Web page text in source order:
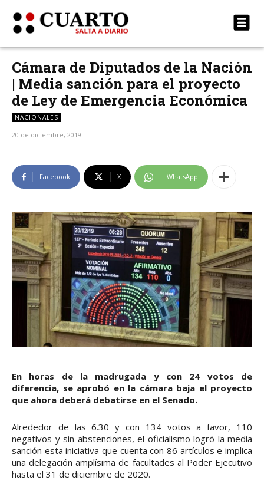
Cámara de Diputados de la Nación
| Media sanción para el proyecto
de Ley de Emergencia Económica
NACIONALES
20 de diciembre, 2019
Facebook X WhatsApp
En horas de la madrugada y con 24 votos de
diferencia, se aprobó en la cámara baja el proyecto
que ahora deberá debatirse en el Senado.
Alrededor de las 6.30 y con 134 votos a favor, 110
negativos y sin abstenciones, el oficialismo logró la media
sanción esta iniciativa que cuenta con 86 artículos e implica
una delegación amplísima de facultades al Poder Ejecutivo
hasta el 31 de diciembre de 2020.